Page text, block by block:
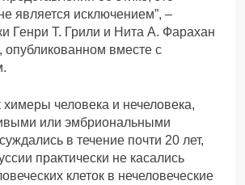
является исключением”, –
Генри Т. Грили и Нита А. Фарахан
опубликованном вместе с
химеры человека и нечеловека,
или эмбриональными
в течение почти 20 лет,
практически не касались
клеток в нечеловеческие